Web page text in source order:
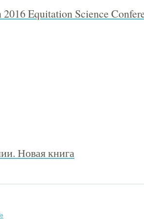
2016 Equitation Science
Новая книга